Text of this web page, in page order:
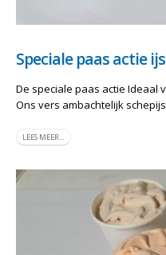
Speciale paas actie
De speciale paas actie Ideaal
Ons vers ambachtelijk
LEES MEER...